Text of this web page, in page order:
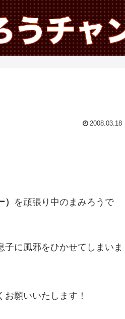
2008.03.18
を頑張り中のまみろうで
に風邪をひかせてしまいま
願いいたします！